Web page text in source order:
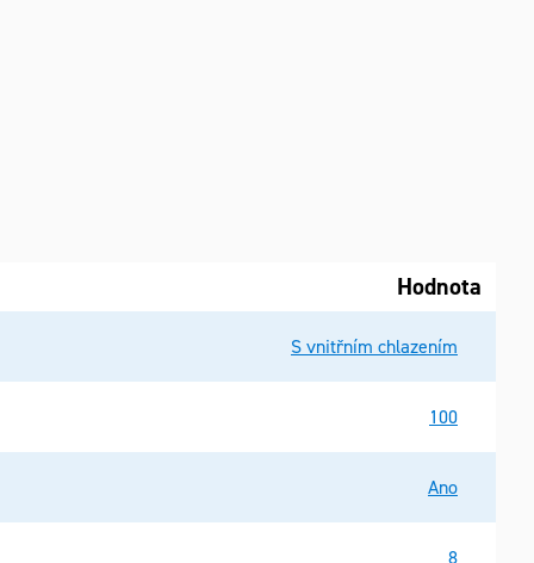
Hodnota
S vnitřním chlazením
100
Ano
8